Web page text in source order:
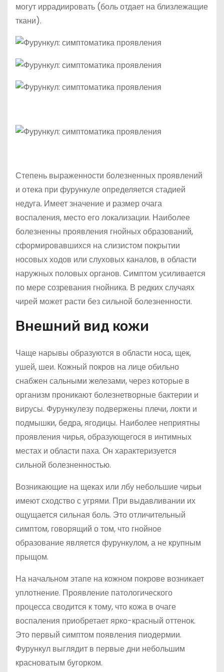
могут иррадиировать (боль отдает на близлежащие
ткани).
Степень выраженности болезненных проявлений
и отека при фурункуле определяется стадией
недуга. Имеет значение и размер очага
воспаления, место его локализации. Наиболее
болезненны проявления гнойных образований,
сформировавшихся на слизистом покрытии
носовых ходов или слуховых каналов, в области
наружных половых органов. Симптом усиливается
по мере созревания гнойника. В редких случаях
чирей может расти без сильной болезненности.
Внешний вид кожи
Чаще нарывы образуются в области носа, щек,
ушей, шеи. Кожный покров на лице обильно
снабжен сальными железами, через которые в
организм проникают болезнетворные бактерии и
вирусы. Фурункулезу подвержены плечи, локти и
подмышки, бедра, ягодицы. Наиболее неприятны
проявления чирья, образующегося в интимных
местах и области паха. Он характеризуется
сильной болезненностью.
Возникающие на щеках или лбу небольшие чирьи
имеют сходство с угрями. При выдавливании их
ощущается сильная боль. Это отличительный
симптом, говорящий о том, что гнойное
образование является фурункулом, а не крупным
прыщом.
На начальном этапе на кожном покрове возникает
уплотнение. Проявление патологического
процесса сводится к тому, что кожа в очаге
воспаления приобретает ярко-красный оттенок.
Это первый симптом появления пиодермии.
Фурункул выглядит в первые дни небольшим
красноватым бугорком.